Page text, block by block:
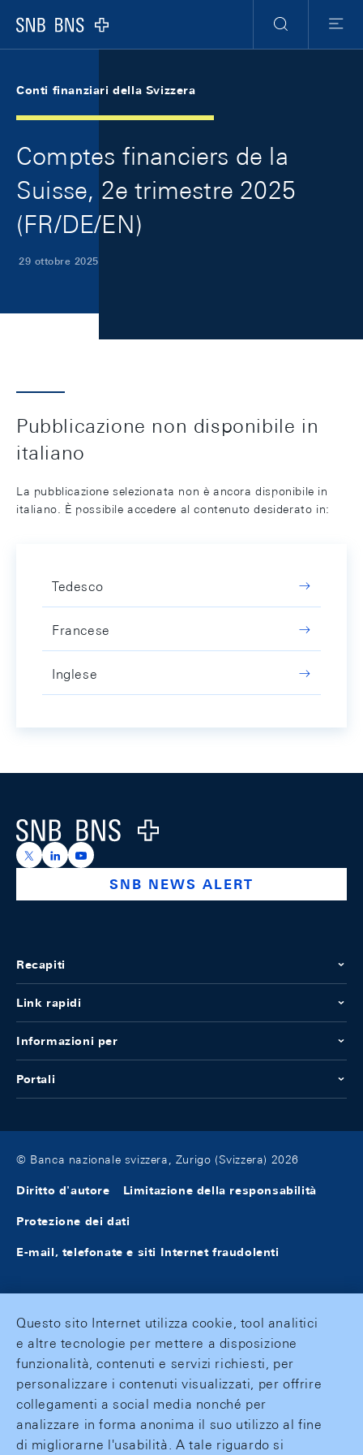
Logo
Ricerca
Menu
Conti finanziari della Svizzera
Comptes financiers de la
Suisse, 2e trimestre 2025
(FR/DE/EN)
29 ottobre 2025
Pubblicazione non disponibile in
italiano
La pubblicazione selezionata non è ancora disponibile in
italiano. È possibile accedere al contenuto desiderato in:
Tedesco
Francese
Inglese
Logo
https://x.com/snb_bns
https://ch.linkedin.com/company/swiss-national-
https://www.youtube.com/@swissnationalbank
SNB NEWS ALERT
Recapiti
Link rapidi
Informazioni per
Portali
© Banca nazionale svizzera, Zurigo (Svizzera) 2026
Diritto d'autore Limitazione della responsabilità
Protezione dei dati
E-mail, telefonate e siti Internet fraudolenti
Questo sito Internet utilizza cookie, tool analitici
e altre tecnologie per mettere a disposizione
funzionalità, contenuti e servizi richiesti, per
personalizzare i contenuti visualizzati, per offrire
collegamenti a social media nonché per
analizzare in forma anonima il suo utilizzo al fine
di migliorarne l'usabilità. A tale riguardo si